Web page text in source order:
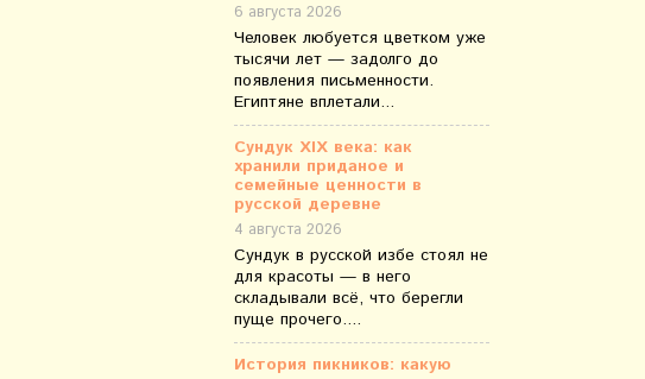
6 августа 2026
Человек любуется цветком уже
тысячи лет — задолго до
появления письменности.
Египтяне вплетали...
Сундук XIX века: как
хранили приданое и
семейные ценности в
русской деревне
4 августа 2026
Сундук в русской избе стоял не
для красоты — в него
складывали всё, что берегли
пуще прочего....
История пикников: какую